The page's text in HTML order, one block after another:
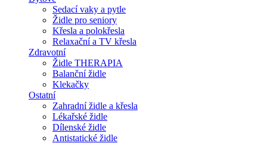
Sedací vaky a pytle
Židle pro seniory
Křesla a polokřesla
Relaxační a TV křesla
Zdravotní
Židle THERAPIA
Balanční židle
Klekačky
Ostatní
Zahradní židle a křesla
Lékařské židle
Dílenské židle
Antistatické židle